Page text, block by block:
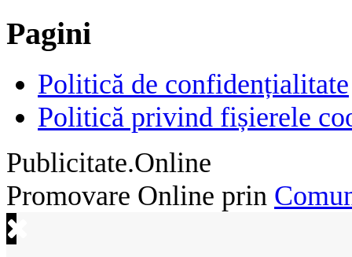
Pagini
Politică de confidențialitate
Politică privind fișierele
Publicitate.Online
Promovare Online prin